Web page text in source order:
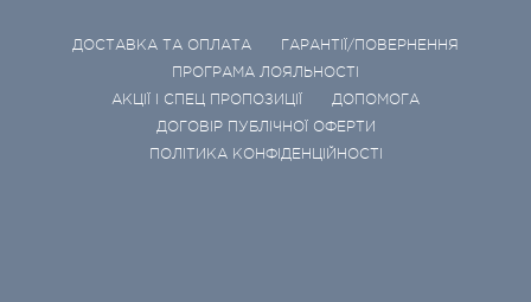
ДОСТАВКА ТА ОПЛАТА
ГАРАНТІЇ/ПОВЕРНЕННЯ
ПРОГРАМА ЛОЯЛЬНОСТІ
АКЦІЇ І СПЕЦ ПРОПОЗИЦІЇ
ДОПОМОГА
ДОГОВІР ПУБЛІЧНОЇ ОФЕРТИ
ПОЛІТИКА КОНФІДЕНЦІЙНОСТІ